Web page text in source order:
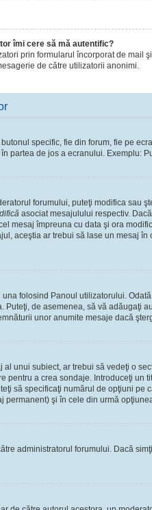
îmi cere să mă autentific?
prin formularul încorporat de mail
de către utilizatorii anonimi.
specific, fie din forum, fie pe
partea de jos a ecranului. Exemplu:
forumului, puteţi modifica sau
asociat mesajulului respectiv.
mesaj împreuna cu data şi ora
aceştia ar trebui să lase un mesaj
folosind Panoul utilizatorului.
de asemenea, să vă adăugaţi
unor anumite mesaje dacă
unui subiect, ar trebui să vedeţi o
pentru a crea sondaje. Introduceţi
să specificaţi numărul de opţiuni pe
şi în cele din urmă
administratorul forumului. Dacă